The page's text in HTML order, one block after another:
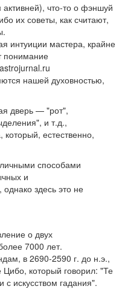
что-то о фэншуй
их советы, как считают,
интуиции мастера, крайне
понимание
нашей духовностью,
дверь — "рот",
и т.д.,
который, естественно,
способами
и
здесь это не
о двух
7000 лет.
в 2690-2590 г. до н.э.,
который говорил: "Те
искусством гадания".